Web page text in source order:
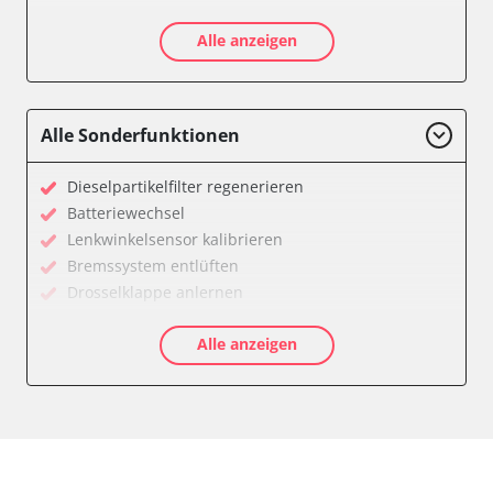
Allradelektronik
Anhängersteuergerät
Bremskraftverstärker
Diagnoseschnittstelle (EOBD/OBDII)
Differentialsperre
Einparkhilfe
Einparkhilfe Lenkhilfe
Fahrtrichtungskamera
Fernlichtassistent
Feststellbremse (EPB / SBC)
Alle anzeigen
Alle Sonderfunktionen
Dieselpartikelfilter regenerieren
Batteriewechsel
Lenkwinkelsensor kalibrieren
Bremssystem entlüften
Drosselklappe anlernen
Luftmassenmesser anlernen
Kraftstofftank entleeren
Alle anzeigen